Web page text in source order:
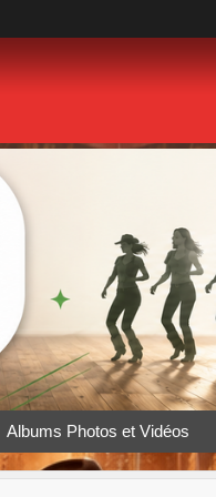
Albums Photos et Vidéos